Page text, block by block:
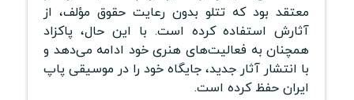
معتقد بود که تتلو بدون رعایت حقوق مؤلف، از
آثارش استفاده کرده است. با این حال، پاکزاد
همچنان به فعالیت‌های هنری خود ادامه می‌دهد و
با انتشار آثار جدید، جایگاه خود را در موسیقی پاپ
ایران حفظ کرده است.